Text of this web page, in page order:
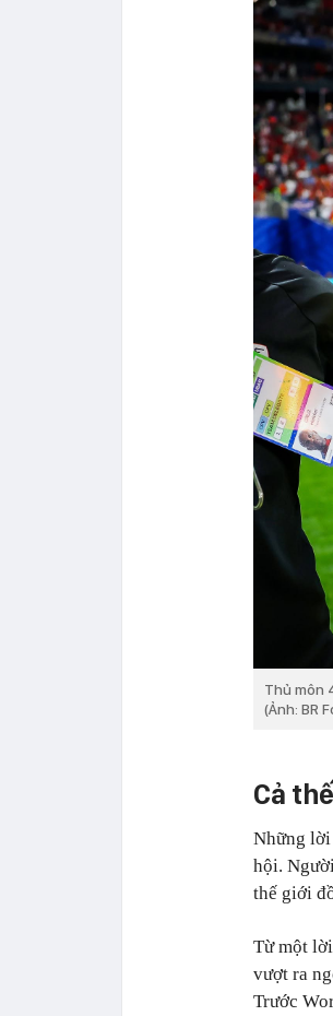
Thủ môn
(Ảnh: BR
Cả
Những lời
hội.
thế giới
Từ một
vượt ra
Trước